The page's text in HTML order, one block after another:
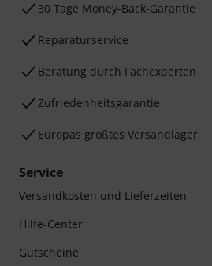
30 Tage Money-Back-Garantie
Reparaturservice
Beratung durch Fachexperten
Zufriedenheitsgarantie
Europas größtes Versandlager
Service
Versandkosten und Lieferzeiten
Hilfe-Center
Gutscheine